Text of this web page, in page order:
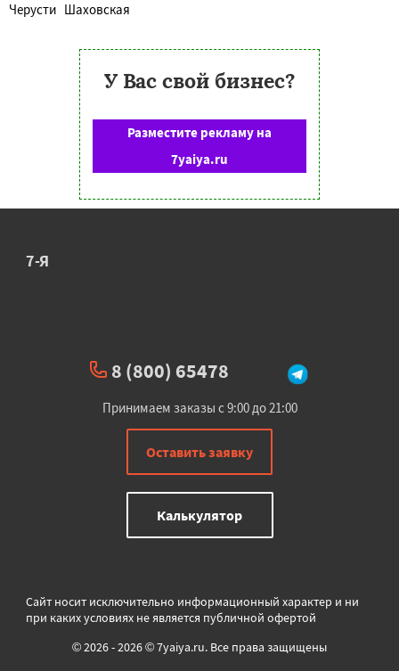
Черусти Шаховская
У Вас свой бизнес?
Разместите рекламу на
7yaiya.ru
7-Я
8 (800) 65478
Принимаем заказы с 9:00 до 21:00
Оставить заявку
Калькулятор
Сайт носит исключительно информационный характер и ни
при каких условиях не является публичной офертой
© 2026 - 2026 © 7yaiya.ru. Все права защищены